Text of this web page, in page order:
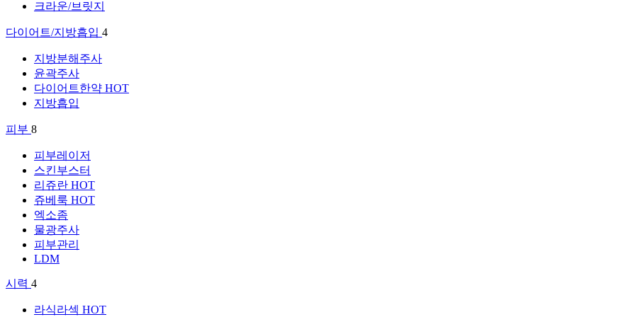
크라운/브릿지
다이어트/지방흡입 4
지방분해주사
윤곽주사
다이어트한약 HOT
지방흡입
피부 8
피부레이저
스킨부스터
리쥬란 HOT
쥬베룩 HOT
엑소좀
물광주사
피부관리
LDM
시력 4
라식라섹 HOT